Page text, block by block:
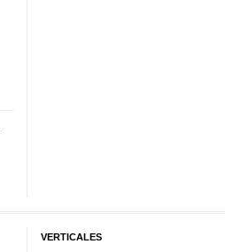
VERTICALES